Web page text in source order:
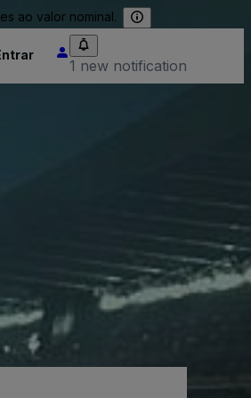
ao valor nominal.
1 new notification